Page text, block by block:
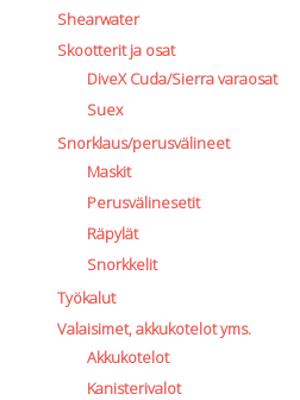
Shearwater
Skootterit ja osat
DiveX Cuda/Sierra varaosat
Suex
Snorklaus/perusvälineet
Maskit
Perusvälinesetit
Räpylät
Snorkkelit
Työkalut
Valaisimet, akkukotelot yms.
Akkukotelot
Kanisterivalot